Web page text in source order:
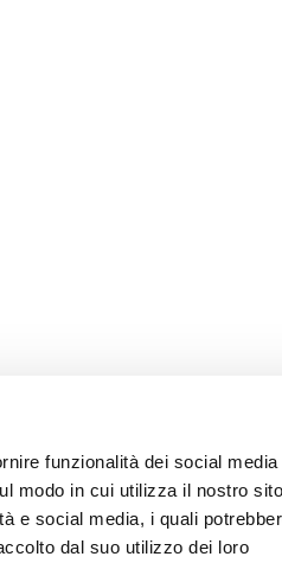
funzionalità dei social media
modo in cui utilizza il nostro sito
e social media, i quali
dal suo utilizzo dei loro